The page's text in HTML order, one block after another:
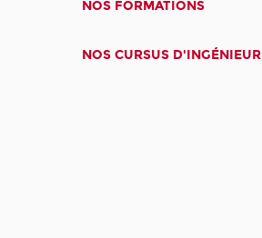
NOS FORMATIONS
NOS CURSUS D'INGÉNIEUR